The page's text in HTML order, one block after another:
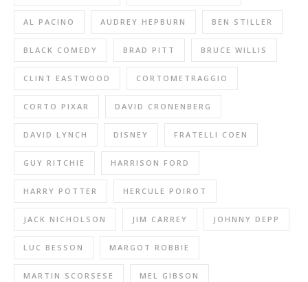
AL PACINO AUDREY HEPBURN BEN STILLER
BLACK COMEDY BRAD PITT BRUCE WILLIS
CLINT EASTWOOD CORTOMETRAGGIO
CORTO PIXAR DAVID CRONENBERG
DAVID LYNCH DISNEY FRATELLI COEN
GUY RITCHIE HARRISON FORD
HARRY POTTER HERCULE POIROT
JACK NICHOLSON JIM CARREY JOHNNY DEPP
LUC BESSON MARGOT ROBBIE
MARTIN SCORSESE MEL GIBSON